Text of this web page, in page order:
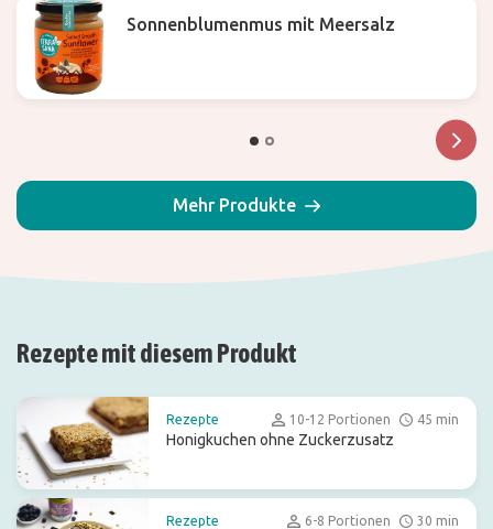
Sonnenblumenmus mit Meersalz
Mehr Produkte
Rezepte mit diesem Produkt
Rezepte 10-12 Portionen 45 min
Honigkuchen ohne Zuckerzusatz
Rezepte 6-8 Portionen 30 min